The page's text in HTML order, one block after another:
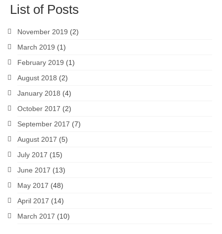
List of Posts
November 2019 (2)
March 2019 (1)
February 2019 (1)
August 2018 (2)
January 2018 (4)
October 2017 (2)
September 2017 (7)
August 2017 (5)
July 2017 (15)
June 2017 (13)
May 2017 (48)
April 2017 (14)
March 2017 (10)